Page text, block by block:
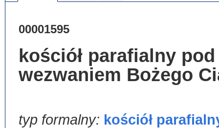
00001595
kościół parafialny pod
wezwaniem Bożego
typ formalny: kościół